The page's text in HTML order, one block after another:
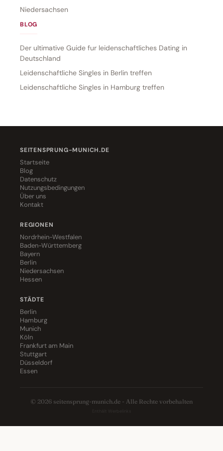
Niedersachsen
BLOG
Der ultimative Guide fur leidenschaftliches Dating in
Deutschland
Leidenschaftliche Singles in Berlin treffen
Leidenschaftliche Singles in Hamburg treffen
SEITENSPRUNG-MUNICH.DE
Startseite
Blog
Datenschutz
Nutzungsbedingungen
Über uns
Kontakt
REGIONEN
Nordrhein-Westfalen
Baden-Württemberg
Bayern
Berlin
Niedersachsen
Hessen
STÄDTE
Berlin
Hamburg
Munich
Köln
Frankfurt am Main
Stuttgart
Düsseldorf
Essen
© 2026 seitensprung-munich.de - Alle Rechte vorbehalten